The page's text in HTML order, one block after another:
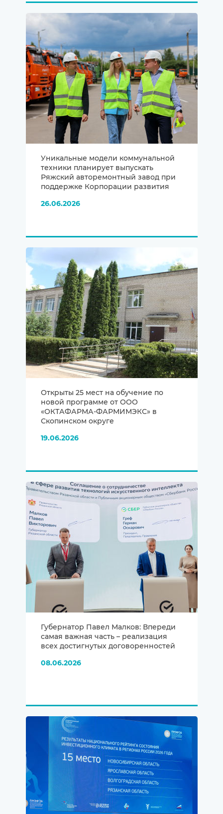
Уникальные модели коммунальной
техники планирует выпускать
Ряжский авторемонтный завод при
поддержке Корпорации развития
26.06.2026
Открыты 25 мест на обучение по
новой программе от ООО
«ОКТАФАРМА-ФАРМИМЭКС» в
Скопинском округе
19.06.2026
Губернатор Павел Малков: Впереди
самая важная часть – реализация
всех достигнутых договоренностей
08.06.2026